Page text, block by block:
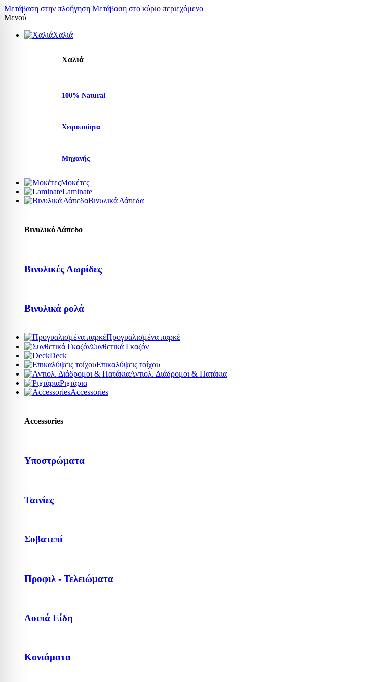
Μετάβαση στην πλοήγηση Μετάβαση στο κύριο περιεχόμενο
Μενού
Χαλιά
Χαλιά
100% Natural
Χειροποίητα
Μηχανής
Μοκέτες
Laminate
Βινυλικά Δάπεδα
Βινυλικό Δάπεδο
Βινυλικές Λωρίδες
Βινυλικά ρολά
Προγυαλισμένα παρκέ
Συνθετικά Γκαζόν
Deck
Επικαλύψεις τοίχου
Αντιολ. Διάδρομοι & Πατάκια
Ριχτάρια
Accessories
Accessories
Υποστρώματα
Ταινίες
Σοβατεπί
Προφιλ - Τελειώματα
Λοιπά Είδη
Κονιάματα